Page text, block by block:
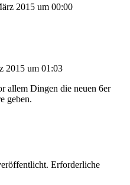
2015 um 00:00
2015 um 01:03
allem Dingen die neuen 6er
geben.
Erforderliche